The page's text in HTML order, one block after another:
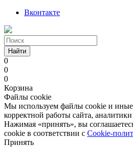
Вконтакте
Найти
0
0
0
Корзина
Файлы cookie
Мы используем файлы cookie и иные
корректной работы сайта,
Нажимая «принять», вы
cookie в соответствии с Cookie-
Принять